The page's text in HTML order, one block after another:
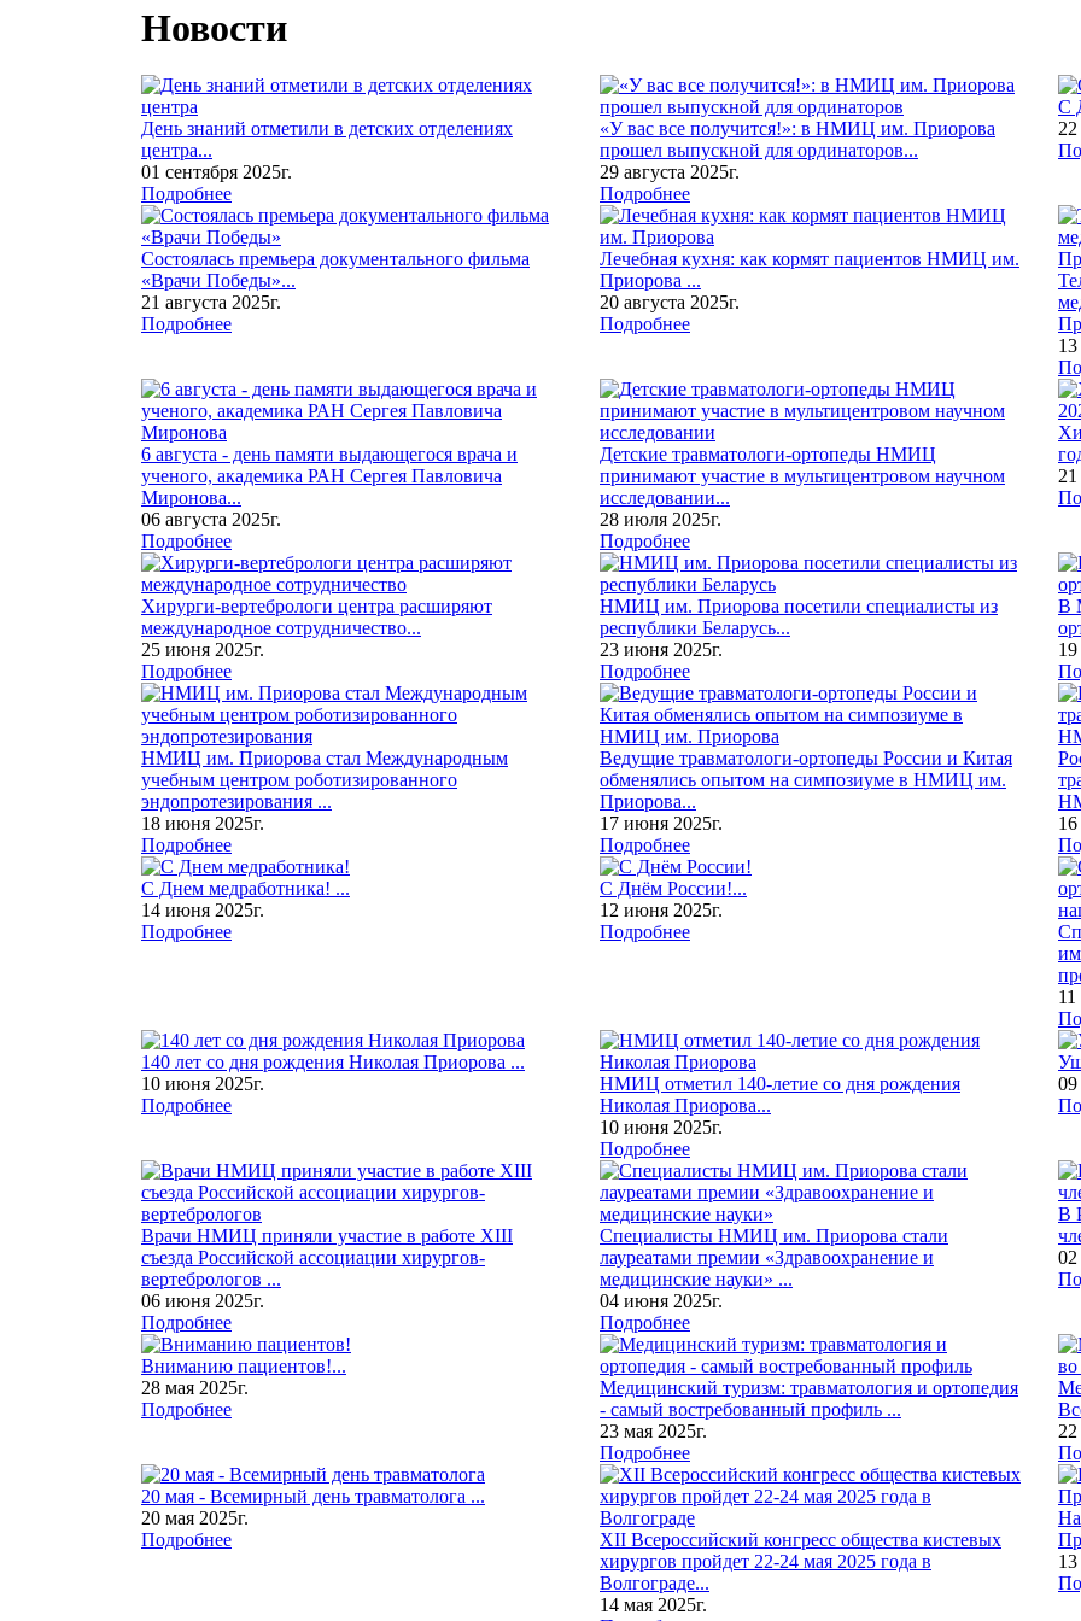
Новости
День знаний отметили в детских отделениях
центра...
01 сентября 2025г.
Подробнее
«У вас все получится!»: в НМИЦ им. Приорова
прошел выпускной для ординаторов...
29 августа 2025г.
Подробнее
С
22
Состоялась премьера документального фильма
«Врачи Победы»...
21 августа 2025г.
Подробнее
Лечебная кухня: как кормят пациентов НМИЦ им.
Приорова ...
20 августа 2025г.
Подробнее
13
6 августа - день памяти выдающегося врача и
ученого, академика РАН Сергея Павловича
Миронова...
06 августа 2025г.
Подробнее
Детские травматологи-ортопеды НМИЦ
принимают участие в мультицентровом научном
исследовании...
28 июля 2025г.
Подробнее
21
Хирурги-вертебрологи центра расширяют
международное сотрудничество...
25 июня 2025г.
Подробнее
НМИЦ им. Приорова посетили специалисты из
республики Беларусь...
23 июня 2025г.
Подробнее
В
НМИЦ им. Приорова стал Международным
учебным центром роботизированного
эндопротезирования ...
18 июня 2025г.
Подробнее
Ведущие травматологи-ортопеды России и Китая
обменялись опытом на симпозиуме в НМИЦ им.
Приорова...
17 июня 2025г.
Подробнее
С Днем медработника! ...
14 июня 2025г.
Подробнее
С Днём России!...
12 июня 2025г.
Подробнее
140 лет со дня рождения Николая Приорова ...
10 июня 2025г.
Подробнее
НМИЦ отметил 140-летие со дня рождения
Николая Приорова...
10 июня 2025г.
Подробнее
Врачи НМИЦ приняли участие в работе XIII
съезда Российской ассоциации хирургов-
вертебрологов ...
06 июня 2025г.
Подробнее
Специалисты НМИЦ им. Приорова стали
лауреатами премии «Здравоохранение и
медицинские науки» ...
04 июня 2025г.
Подробнее
В
Вниманию пациентов!...
28 мая 2025г.
Подробнее
Медицинский туризм: травматология и ортопедия
- самый востребованный профиль ...
23 мая 2025г.
Подробнее
22
20 мая - Всемирный день травматолога ...
20 мая 2025г.
Подробнее
XII Всероссийский конгресс общества кистевых
хирургов пройдет 22-24 мая 2025 года в
Волгограде...
14 мая 2025г.